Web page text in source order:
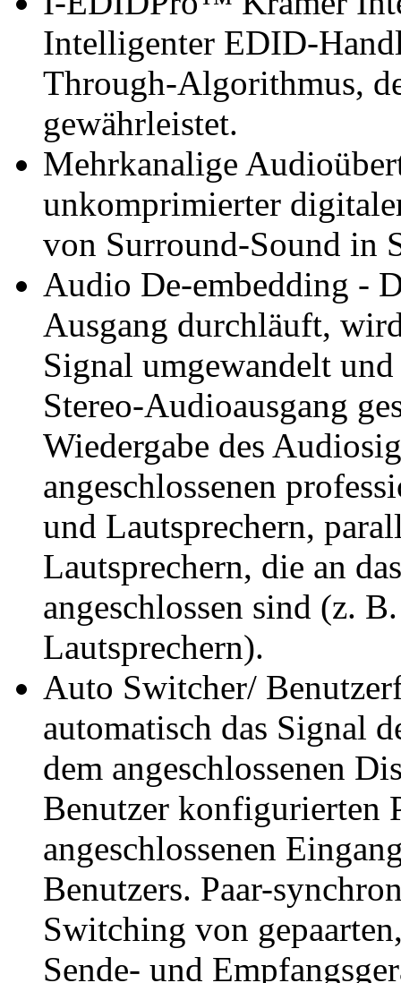
Intelligenter EDID-
Through-Algorithmus,
gewährleistet.
Mehrkanalige
unkomprimierter
von Surround-Sound in
Audio De-embedding -
Ausgang durchläuft,
Signal umgewandelt
Stereo-Audioausgang
Wiedergabe des
angeschlossenen
und Lautsprechern,
Lautsprechern, die an
angeschlossen sind (z.
Lautsprechern).
Auto Switcher/
automatisch das Signal
dem angeschlossenen
Benutzer konfigurierten
angeschlossenen
Benutzers. Paar-
Switching von
Sende- und